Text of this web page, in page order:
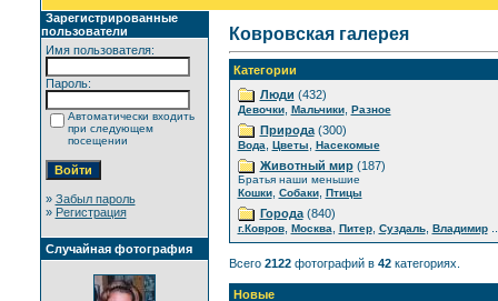
Зарегистрированные
пользователи
Имя пользователя:
Пароль:
Автоматически входить
при следующем
посещении
» Забыл пароль
» Регистрация
Случайная фотография
Ковровская галерея
Категории
Люди (432)
Девочки, Мальчики, Разное
Природа(300)
Вода Цветы Насекомые
Животный мир(187)
Братья наши меньшие
Кошки, Собаки, Птицы
Города(840)
г.Ковров, Москва Питер, Суздаль, Владимир
Всего 2122фотографий в 42категориях.
Новые